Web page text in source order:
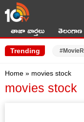
తాజా వార్తలు తెలంగాణ
Trending
Home » movies stock
movies stock